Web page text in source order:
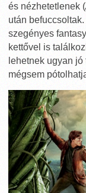
és nézhetetlenek (
után
szegényes
kettővel is
lehetnek ugyan
mégsem